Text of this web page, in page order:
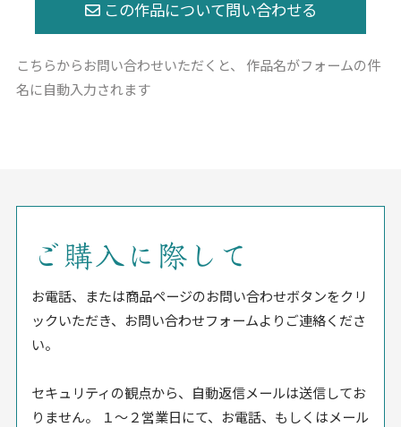
こちらからお問い合わせいただくと、
作品名がフォームの件
名に自動入力されます
ご購入に際して
お電話、または商品ページのお問い合わせボタンをクリ
ックいただき、お問い合わせフォームよりご連絡くださ
い。
セキュリティの観点から、自動返信メールは送信してお
りません。 １〜２営業日にて、お電話、もしくはメール